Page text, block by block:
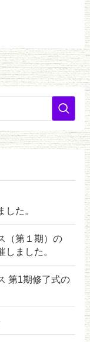
た。
（第１期）の
ました。
第1期修了式の